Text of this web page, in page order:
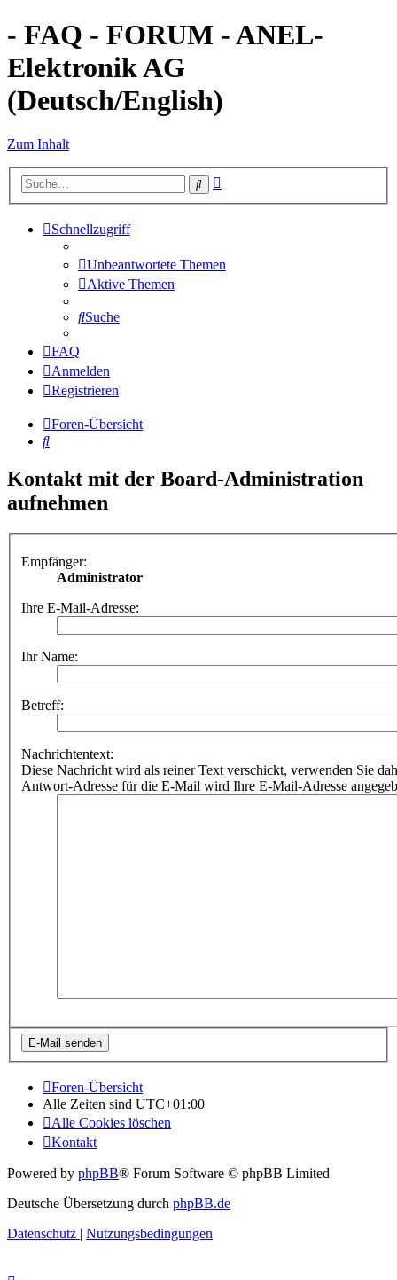
- FAQ - FORUM - ANEL-
Elektronik AG
(Deutsch/English)
Zum Inhalt
Suche
Schnellzugriff
Unbeantwortete Themen
Aktive Themen
Suche
FAQ
Anmelden
Registrieren
Foren-Übersicht
Suche
Kontakt mit der Board-Administration
aufnehmen
Empfänger:
Administrator
Ihre E-Mail-Adresse:
Ihr Name:
Betreff:
Nachrichtentext:
Diese Nachricht wird als reiner Text verschickt, verwenden Sie
Antwort-Adresse für die E-Mail wird Ihre E-Mail-Adresse
Foren-Übersicht
Alle Zeiten sind UTC+01:00
Alle Cookies löschen
Kontakt
Powered by phpBB® Forum Software © phpBB Limited
Deutsche Übersetzung durch phpBB.de
Datenschutz
Nutzungsbedingungen